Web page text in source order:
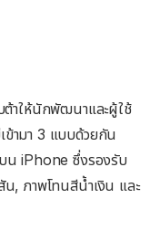
าให้นักพัฒนาและผู้ใช้
ข้ามา 3 แบบด้วยกัน
น iPhone ซึ่งรองรับ
, ภาพโทนสีน้ำเงิน และ